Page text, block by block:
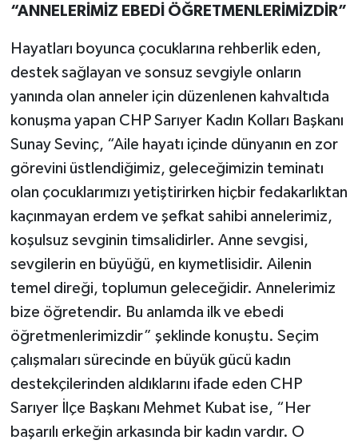
“ANNELERİMİZ EBEDİ ÖĞRETMENLERİMİZDİR”
Hayatları boyunca çocuklarına rehberlik eden,
destek sağlayan ve sonsuz sevgiyle onların
yanında olan anneler için düzenlenen kahvaltıda
konuşma yapan CHP Sarıyer Kadın Kolları Başkanı
Sunay Sevinç, “Aile hayatı içinde dünyanın en zor
görevini üstlendiğimiz, geleceğimizin teminatı
olan çocuklarımızı yetiştirirken hiçbir fedakarlıktan
kaçınmayan erdem ve şefkat sahibi annelerimiz,
koşulsuz sevginin timsalidirler. Anne sevgisi,
sevgilerin en büyüğü, en kıymetlisidir. Ailenin
temel direği, toplumun geleceğidir. Annelerimiz
bize öğretendir. Bu anlamda ilk ve ebedi
öğretmenlerimizdir” şeklinde konuştu. Seçim
çalışmaları sürecinde en büyük gücü kadın
destekçilerinden aldıklarını ifade eden CHP
Sarıyer İlçe Başkanı Mehmet Kubat ise, “Her
başarılı erkeğin arkasında bir kadın vardır. O